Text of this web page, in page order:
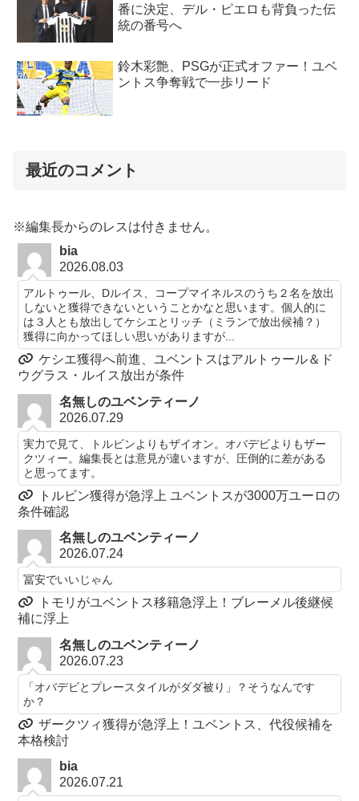
番に決定、デル・ピエロも背負った伝
統の番号へ
鈴木彩艶、PSGが正式オファー！ユベ
ントス争奪戦で一歩リード
最近のコメント
※編集長からのレスは付きません。
bia
2026.08.03
アルトゥール、Dルイス、コープマイネルスのうち２名を放出
しないと獲得できないということかなと思います。個人的に
は３人とも放出してケシエとリッチ（ミランで放出候補？）
獲得に向かってほしい思いがありますが...
ケシエ獲得へ前進、ユベントスはアルトゥール＆ド
ウグラス・ルイス放出が条件
名無しのユベンティーノ
2026.07.29
実力で見て、トルビンよりもザイオン。オバデビよりもザー
クツィー。編集長とは意見が違いますが、圧倒的に差がある
と思ってます。
トルビン獲得が急浮上 ユベントスが3000万ユーロの
条件確認
名無しのユベンティーノ
2026.07.24
冨安でいいじゃん
トモリがユベントス移籍急浮上！ブレーメル後継候
補に浮上
名無しのユベンティーノ
2026.07.23
「オバデビとプレースタイルがダダ被り」？そうなんです
か？
ザークツィ獲得が急浮上！ユベントス、代役候補を
本格検討
bia
2026.07.21